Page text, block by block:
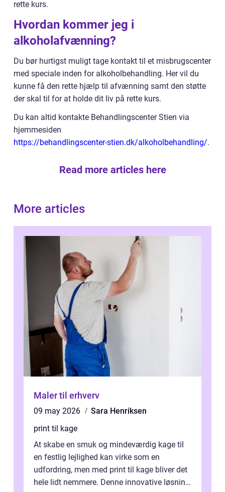
rette kurs.
Hvordan kommer jeg i
alkoholafvænning?
Du bør hurtigst muligt tage kontakt til et misbrugscenter
med speciale inden for alkoholbehandling. Her vil du
kunne få den rette hjælp til afvænning samt den støtte
der skal til for at holde dit liv på rette kurs.
Du kan altid kontakte Behandlingscenter Stien via
hjemmesiden
https://behandlingscenter-stien.dk/alkoholbehandling/.
Read more articles here
More articles
Maler til erhverv
09 may 2026
Sara Henriksen
print til kage
At skabe en smuk og mindeværdig kage til
en festlig lejlighed kan virke som en
udfordring, men med print til kage bliver det
hele lidt nemmere. Denne innovative løsning